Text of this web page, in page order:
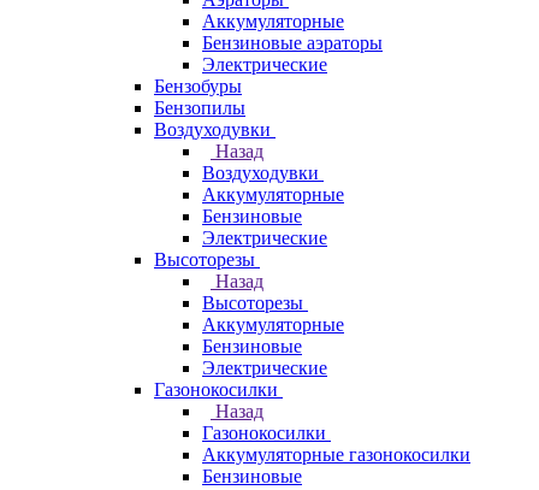
Аккумуляторные
Бензиновые аэраторы
Электрические
Бензобуры
Бензопилы
Воздуходувки
Назад
Воздуходувки
Аккумуляторные
Бензиновые
Электрические
Высоторезы
Назад
Высоторезы
Аккумуляторные
Бензиновые
Электрические
Газонокосилки
Назад
Газонокосилки
Аккумуляторные газонокосилки
Бензиновые